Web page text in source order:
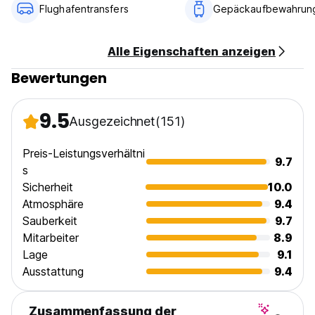
Person und Nacht.
Empfangszeiten: 17: 00-22: 00. Der Host ist rund um die Uhr
per Telefon zugänglich.
Keine Ausgangssperre.
Nichtraucher.
Die maximale Aufenthaltsdauer beträgt 14 Tage. (Auto-
translated from original language)
Flughafentransfers
Alle Eigenschaften anzeigen
Bewertungen
9.5Ausgezeichnet(151)
Preis-Leistungsverhältni
s
9.7
Sicherheit
10.0
Atmosphäre
9.4
Sauberkeit
9.7
Mitarbeiter
8.9
Lage
9.1
Ausstattung
9.4
Zusammenfassung der